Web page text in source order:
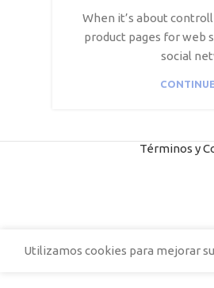
When it’s about
product pages for web
social
Términos y
Utilizamos cookies para mejorar